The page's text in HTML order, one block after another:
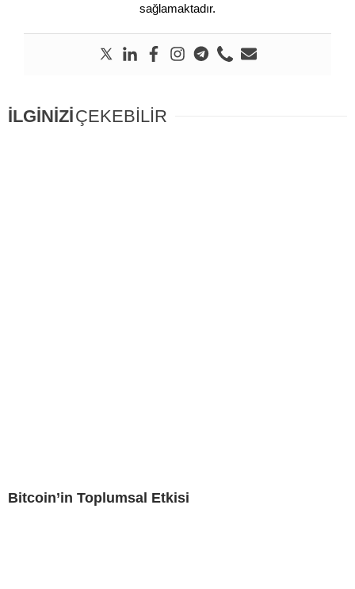
sağlamaktadır.
İLGİNİZİÇEKEBİLİR
Bitcoin’in Toplumsal Etkisi